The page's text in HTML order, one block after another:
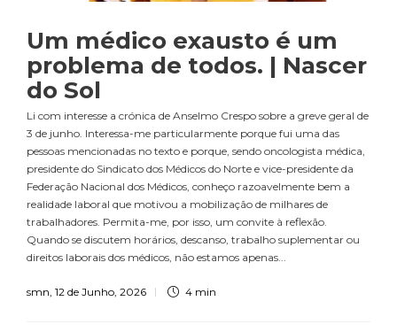
Um médico exausto é um
problema de todos. | Nascer
do Sol
Li com interesse a crónica de Anselmo Crespo sobre a greve geral de
3 de junho. Interessa-me particularmente porque fui uma das
pessoas mencionadas no texto e porque, sendo oncologista médica,
presidente do Sindicato dos Médicos do Norte e vice-presidente da
Federação Nacional dos Médicos, conheço razoavelmente bem a
realidade laboral que motivou a mobilização de milhares de
trabalhadores. Permita-me, por isso, um convite à reflexão.
Quando se discutem horários, descanso, trabalho suplementar ou
direitos laborais dos médicos, não estamos apenas...
smn, 12 de Junho, 2026 4 min